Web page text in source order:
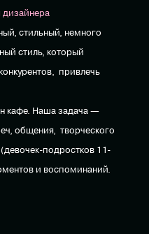
стильный, немного
стиль, который
привлечь
кафе. Наша задача —
общения, творческого
подростков 11-
и воспоминаний.